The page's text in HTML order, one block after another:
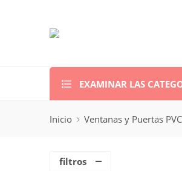
EXAMINAR LAS
Inicio Ventanas y Puertas PVC
filtros